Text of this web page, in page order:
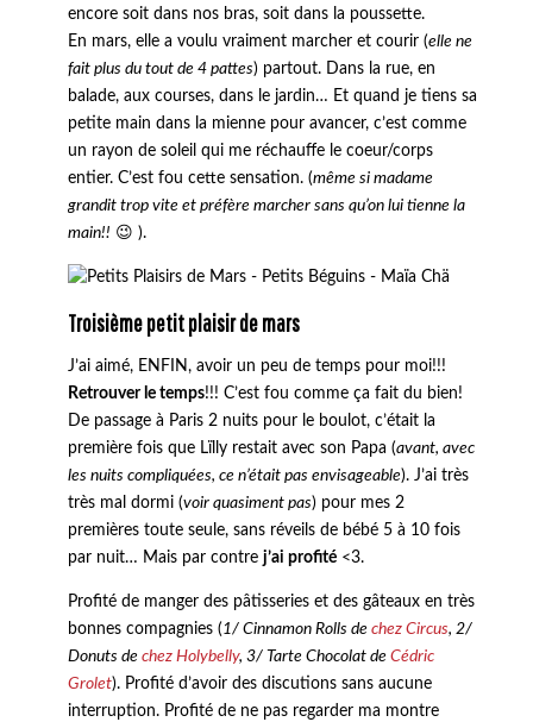
encore soit dans nos bras, soit dans la poussette.
En mars, elle a voulu vraiment marcher et courir (elle ne
fait plus du tout de 4 pattes) partout. Dans la rue, en
balade, aux courses, dans le jardin… Et quand je tiens sa
petite main dans la mienne pour avancer, c’est comme
un rayon de soleil qui me réchauffe le coeur/corps
entier. C’est fou cette sensation. (même si madame
grandit trop vite et préfère marcher sans qu’on lui tienne la
main!! 😉 ).
Troisième petit plaisir de mars
J’ai aimé, ENFIN, avoir un peu de temps pour moi!!!
Retrouver le temps!!! C’est fou comme ça fait du bien!
De passage à Paris 2 nuits pour le boulot, c’était la
première fois que Lïlly restait avec son Papa (avant, avec
les nuits compliquées, ce n’était pas envisageable). J’ai très
très mal dormi (voir quasiment pas) pour mes 2
premières toute seule, sans réveils de bébé 5 à 10 fois
par nuit… Mais par contre j’ai profité<3.
Profité de manger des pâtisseries et des gâteaux en très
bonnes compagnies (1/ Cinnamon Rolls de chez Circus, 2/
Donuts de chez Holybelly, 3/ Tarte Chocolat de Cédric
Grolet). Profité d’avoir des discutions sans aucune
interruption. Profité de ne pas regarder ma montre